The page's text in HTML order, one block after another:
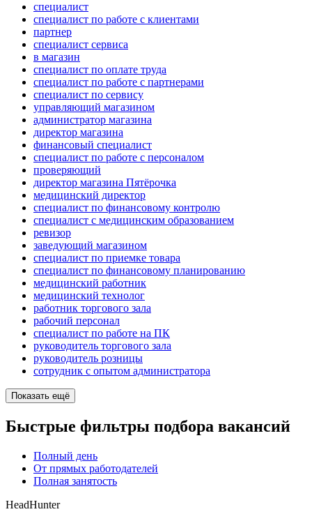
специалист
специалист по работе с клиентами
партнер
специалист сервиса
в магазин
специалист по оплате труда
специалист по работе с партнерами
специалист по сервису
управляющий магазином
администратор магазина
директор магазина
финансовый специалист
специалист по работе с персоналом
проверяющий
директор магазина Пятёрочка
медицинский директор
специалист по финансовому контролю
специалист с медицинским образованием
ревизор
заведующий магазином
специалист по приемке товара
специалист по финансовому планированию
медицинский работник
медицинский технолог
работник торгового зала
рабочий персонал
специалист по работе на ПК
руководитель торгового зала
руководитель розницы
сотрудник с опытом администратора
Показать ещё
Быстрые фильтры подбора вакансий
Полный день
От прямых работодателей
Полная занятость
HeadHunter